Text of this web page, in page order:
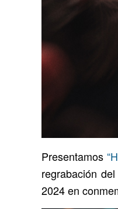
Presentamos
regrabación
2024 en